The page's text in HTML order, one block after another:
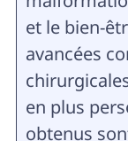
et le bien-
avancées
en plus
obtenus